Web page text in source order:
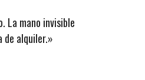
La mano invisible
de alquiler.»